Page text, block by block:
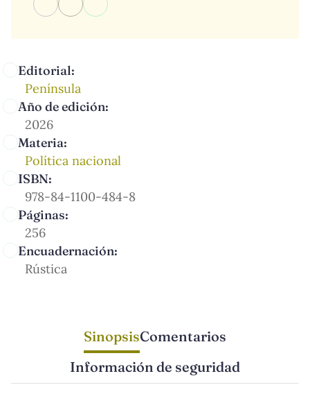
Editorial:
Península
Año de edición:
2026
Materia:
Política nacional
ISBN:
978-84-1100-484-8
Páginas:
256
Encuadernación:
Rústica
SinopsisComentarios
Información de seguridad